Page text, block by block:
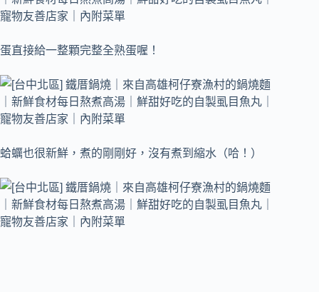
蛋直接給一整顆完整全熟蛋喔！
蛤蠣也很新鮮，煮的剛剛好，沒有煮到縮水（哈！）